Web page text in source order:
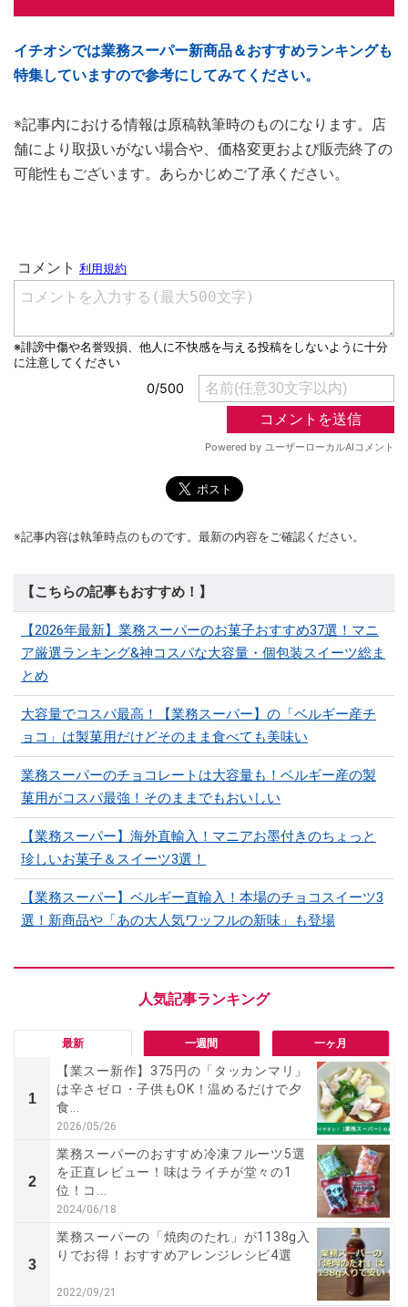
イチオシでは業務スーパー新商品＆おすすめランキングも
特集していますので参考にしてみてください。
※記事内における情報は原稿執筆時のものになります。店
舗により取扱いがない場合や、価格変更および販売終了の
可能性もございます。あらかじめご了承ください。
※記事内容は執筆時点のものです。最新の内容をご確認ください。
【こちらの記事もおすすめ！】
【2026年最新】業務スーパーのお菓子おすすめ37選！マニ
ア厳選ランキング&神コスパな大容量・個包装スイーツ総ま
とめ
大容量でコスパ最高！【業務スーパー】の「ベルギー産チ
ョコ」は製菓用だけどそのまま食べても美味い
業務スーパーのチョコレートは大容量も！ベルギー産の製
菓用がコスパ最強！そのままでもおいしい
【業務スーパー】海外直輸入！マニアお墨付きのちょっと
珍しいお菓子＆スイーツ3選！
【業務スーパー】ベルギー直輸入！本場のチョコスイーツ3
選！新商品や「あの大人気ワッフルの新味」も登場
最新 一週間 一ヶ月
1
【業スー新作】375円の「タッカンマリ」
は辛さゼロ・子供もOK！温めるだけで夕
食...
2026/05/26
2
業務スーパーのおすすめ冷凍フルーツ5選
を正直レビュー！味はライチが堂々の1
位！コ...
2024/06/18
3
業務スーパーの「焼肉のたれ」が1138g入
りでお得！おすすめアレンジレシピ4選
2022/09/21